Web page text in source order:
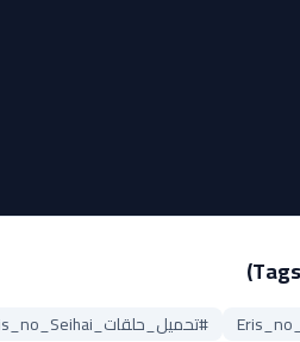
#تحميل_حلقات_Eris_no_Seihai